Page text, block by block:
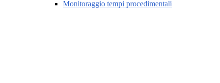
Monitoraggio tempi procedimentali